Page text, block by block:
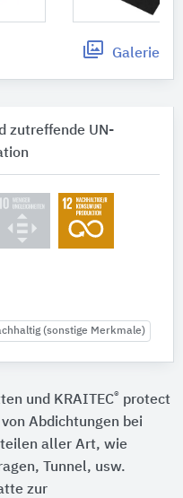
Galerie
zutreffende UN-
(sonstige Merkmale)
und KRAITEC® protect
Abdichtungen bei
aller Art, wie
Tunnel, usw.
zur